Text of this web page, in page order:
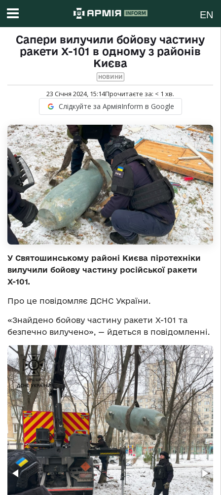
EN
Сапери вилучили бойову частину
ракети Х-101 в одному з районів
Києва
НОВИНИ
23 Січня 2024, 15:14Прочитаєте за: < 1 хв.
Слідкуйте за АрміяInform в Google
У Святошинському районі Києва піротехніки
вилучили бойову частину російської ракети
Х-101.
Про це повідомляє ДСНС України.
«Знайдено бойову частину ракети Х-101 та
безпечно вилучено», — йдеться в повідомленні.